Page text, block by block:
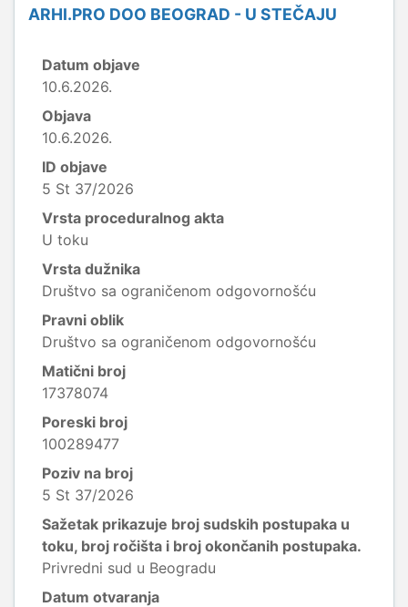
ARHI.PRO DOO BEOGRAD - U STEČAJU
Datum objave
10.6.2026.
Objava
10.6.2026.
ID objave
5 St 37/2026
Vrsta proceduralnog akta
U toku
Vrsta dužnika
Društvo sa ograničenom odgovornošću
Pravni oblik
Društvo sa ograničenom odgovornošću
Matični broj
17378074
Poreski broj
100289477
Poziv na broj
5 St 37/2026
Sažetak prikazuje broj sudskih postupaka u
toku, broj ročišta i broj okončanih postupaka.
Privredni sud u Beogradu
Datum otvaranja